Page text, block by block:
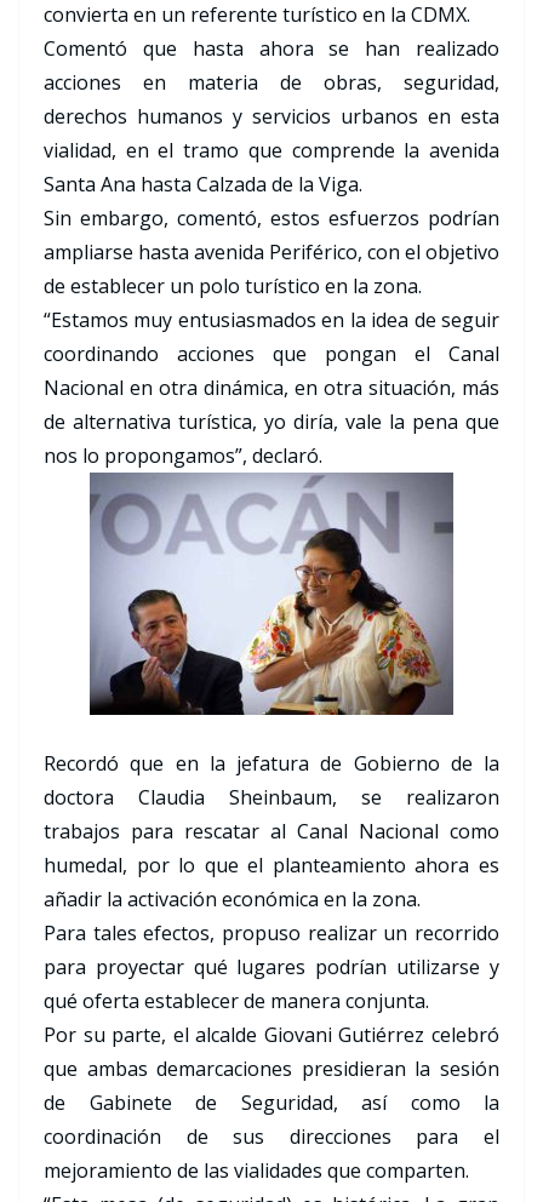
convierta en un referente turístico en la CDMX.
Comentó que hasta ahora se han realizado
acciones en materia de obras, seguridad,
derechos humanos y servicios urbanos en esta
vialidad, en el tramo que comprende la avenida
Santa Ana hasta Calzada de la Viga.
Sin embargo, comentó, estos esfuerzos podrían
ampliarse hasta avenida Periférico, con el objetivo
de establecer un polo turístico en la zona.
“Estamos muy entusiasmados en la idea de seguir
coordinando acciones que pongan el Canal
Nacional en otra dinámica, en otra situación, más
de alternativa turística, yo diría, vale la pena que
nos lo propongamos”, declaró.
Recordó que en la jefatura de Gobierno de la
doctora Claudia Sheinbaum, se realizaron
trabajos para rescatar al Canal Nacional como
humedal, por lo que el planteamiento ahora es
añadir la activación económica en la zona.
Para tales efectos, propuso realizar un recorrido
para proyectar qué lugares podrían utilizarse y
qué oferta establecer de manera conjunta.
Por su parte, el alcalde Giovani Gutiérrez celebró
que ambas demarcaciones presidieran la sesión
de Gabinete de Seguridad, así como la
coordinación de sus direcciones para el
mejoramiento de las vialidades que comparten.